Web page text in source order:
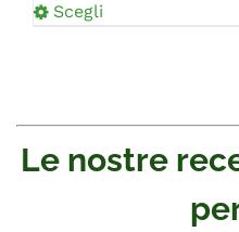
Scegli
Le nostre